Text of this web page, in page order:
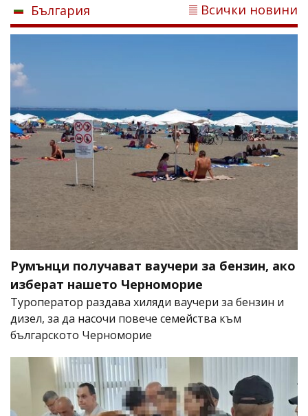
България Всички новини
Румънци получават ваучери за бензин, ако
изберат нашето Черноморие
Туроператор раздава хиляди ваучери за бензин и
дизел, за да насочи повече семейства към
българското Черноморие